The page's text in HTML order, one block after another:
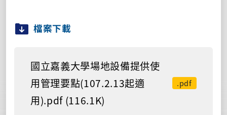
檔案下載
國立嘉義大學場地設備提供使
用管理要點(107.2.13起適
用).pdf (116.1K)
.pdf